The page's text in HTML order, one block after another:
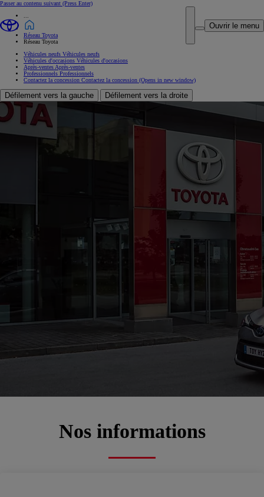
Passer au contenu suivant (Press Enter)
Ouvrir le menu
Réseau Toyota
Réseau Toyota
Véhicules neufs Véhicules neufs
Véhicules d'occasions Véhicules d'occasions
Après-ventes Après-ventes
Professionnels Professionnels
Contactez la concession Contactez la concession (Opens in new window)
Défilement vers la gauche Défilement vers la droite
SAVRA partenaire Service
de SNDA FRUCHET (ST
MAUR)
5a6d8bda-5019-428e-9afc-1b3dd58c006e
Atelier, Pièces de rechange
Nos informations